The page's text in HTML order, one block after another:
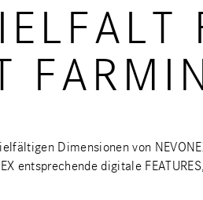
Dimensionen von
entsprechende digitale